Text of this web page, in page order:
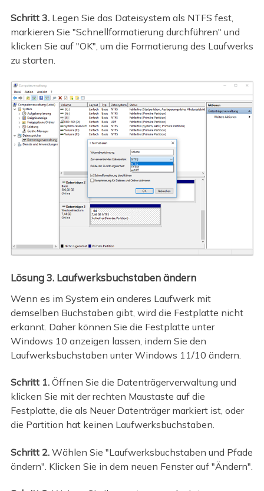
Schritt 3.Legen Sie das Dateisystem als NTFS fest,
markieren Sie "Schnellformatierung durchführen" und
klicken Sie auf "OK", um die Formatierung des Laufwerks
zu starten.
Lösung 3. Laufwerksbuchstaben ändern
Wenn es im System ein anderes Laufwerk mit
demselben Buchstaben gibt, wird die Festplatte nicht
erkannt. Daher können Sie die Festplatte unter
Windows 10 anzeigen lassen, indem Sie den
Laufwerksbuchstaben unter Windows 11/10 ändern.
Schritt 1.Öffnen Sie die Datenträgerverwaltung und
klicken Sie mit der rechten Maustaste auf die
Festplatte, die als Neuer Datenträger markiert ist, oder
die Partition hat keinen Laufwerksbuchstaben.
Schritt 2.Wählen Sie "Laufwerksbuchstaben und Pfade
ändern". Klicken Sie in dem neuen Fenster auf "Ändern".